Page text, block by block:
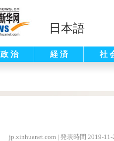
日本語
政 治 経 済 社
jp.xinhuanet.com | 発表時間 2019-